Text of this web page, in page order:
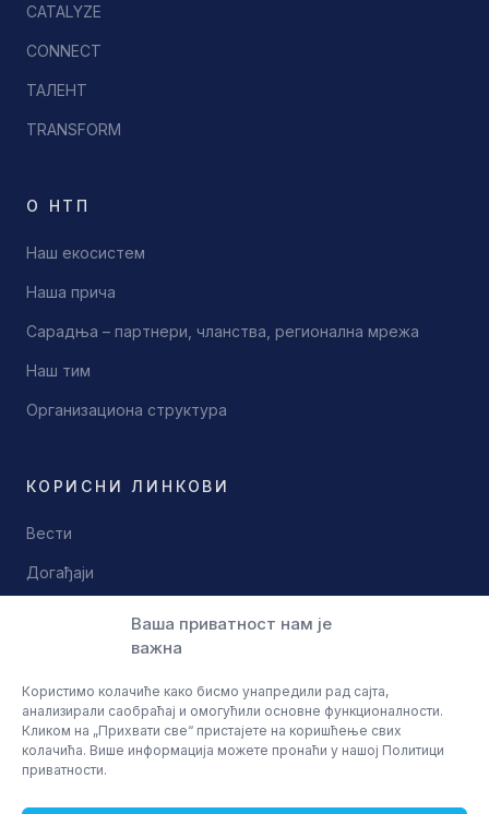
Ваша приватност нам је
важна
Користимо колачиће како бисмо унапредили рад сајта,
анализирали саобраћај и омогућили основне функционалности.
Кликом на „Прихвати све“ пристајете на коришћење свих
колачића. Више информација можете пронаћи у нашој Политици
приватности.
CATALYZE
CONNECT
ТАЛЕНТ
TRANSFORM
О НТП
Наш екосистем
Наша прича
Сарадња – партнери, чланства, регионална мрежа
Наш тим
Организациона структура
КОРИСНИ ЛИНКОВИ
Вести
Догађаји